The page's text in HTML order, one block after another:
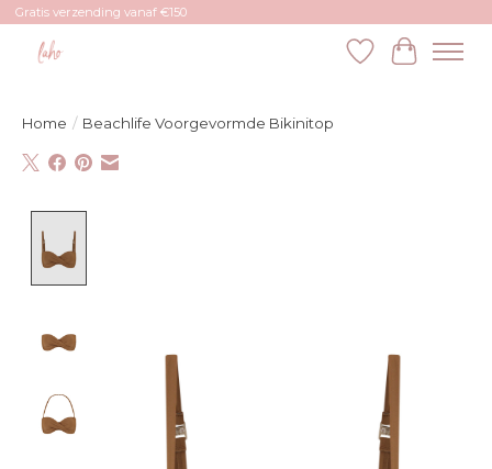
Gratis verzending vanaf €150
Verlanglijst
Home / Beachlife Voorgevormde Bikinitop